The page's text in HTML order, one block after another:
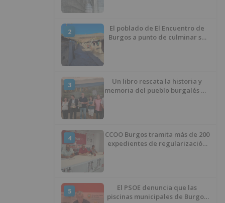
2
El poblado de El Encuentro de
Burgos a punto de culminar su
3
Un libro rescata la historia y
memoria del pueblo burgalés de
4
CCOO Burgos tramita más de 200
expedientes de regularización
5
El PSOE denuncia que las
piscinas municipales de Burgos